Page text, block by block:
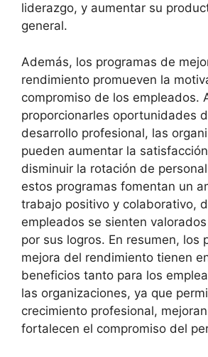
liderazgo,⁤ y⁣ aumentar su
general.
Además, ​los programas de
rendimiento promueven ‍la⁣
compromiso de los empleados.⁤
proporcionarles oportunidades
desarrollo profesional, las
pueden aumentar ⁢la
disminuir la rotación de
estos ⁣programas fomentan un
trabajo positivo y colaborativo,
empleados se sienten‍
‌por ⁢sus logros. En resumen, ‍los
mejora del ​rendimiento tienen
beneficios tanto para los‍
las organizaciones,‍ ya que
crecimiento ⁢profesional,
fortalecen ⁢el⁣ compromiso del